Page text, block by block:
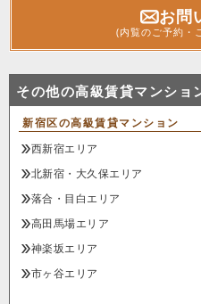
お問
(内覧のご予約・
その他の高級賃貸マンショ
新宿区の高級賃貸マンション
西新宿エリア
北新宿・大久保エリア
落合・目白エリア
高田馬場エリア
神楽坂エリア
市ヶ谷エリア